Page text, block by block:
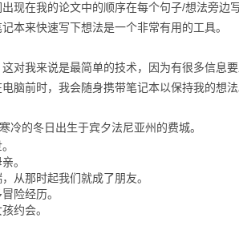
现在我的论文中的顺序在每个句子/想法旁边写
本来快速写下想法是一个非常有用的工具。
我来说是最简单的技术，因为有很多信息要
脑前时，我会随身携带笔记本以保持我的想法
冷的冬日出生于宾夕法尼亚州的费城。
。
从那时起我们就成了朋友。
险经历。
约会。